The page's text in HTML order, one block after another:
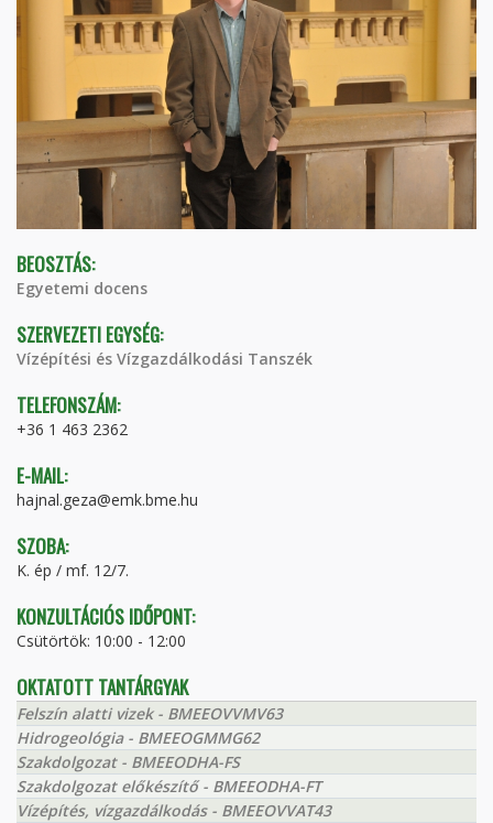
BEOSZTÁS:
Egyetemi docens
SZERVEZETI EGYSÉG:
Vízépítési és Vízgazdálkodási Tanszék
TELEFONSZÁM:
+36 1 463 2362
E-MAIL:
hajnal.geza@emk.bme.hu
SZOBA:
K. ép / mf. 12/7.
KONZULTÁCIÓS IDŐPONT:
Csütörtök: 10:00 - 12:00
OKTATOTT TANTÁRGYAK
Felszín alatti vizek - BMEEOVVMV63
Hidrogeológia - BMEEOGMMG62
Szakdolgozat - BMEEODHA-FS
Szakdolgozat előkészítő - BMEEODHA-FT
Vízépítés, vízgazdálkodás - BMEEOVVAT43